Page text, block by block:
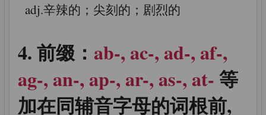
adj.辛辣的；尖刻的；剧烈的
前缀： ab-, ac-, ad-, af-,
ag-, an-, ap-, ar-, as-, at-等
加在同辅音字母的词根前,